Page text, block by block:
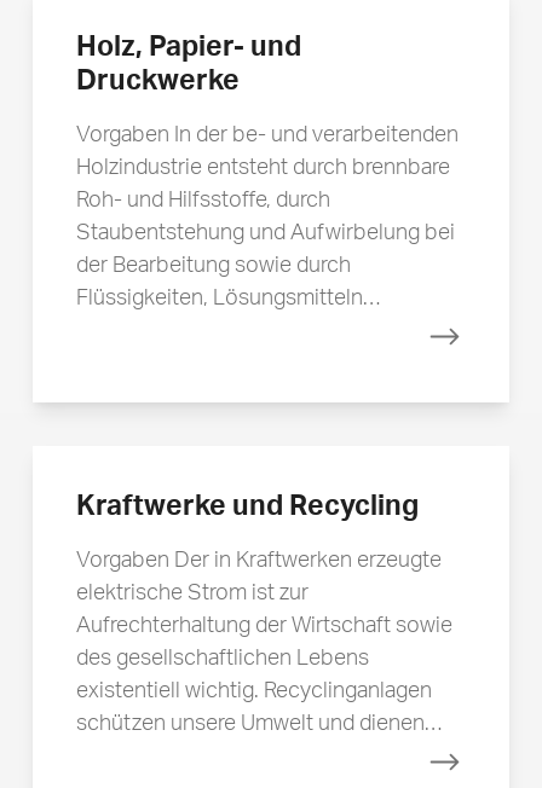
Holz, Papier- und
Druckwerke
Vorgaben In der be- und verarbeitenden
Holzindustrie entsteht durch brennbare
Roh- und Hilfsstoffe, durch
Staubentstehung und Aufwirbelung bei
der Bearbeitung sowie durch
Flüssigkeiten, Lösungsmitteln…
Mehr
Kraftwerke und Recycling
Vorgaben Der in Kraftwerken erzeugte
elektrische Strom ist zur
Aufrechterhaltung der Wirtschaft sowie
des gesellschaftlichen Lebens
existentiell wichtig. Recyclinganlagen
schützen unsere Umwelt und dienen…
Mehr